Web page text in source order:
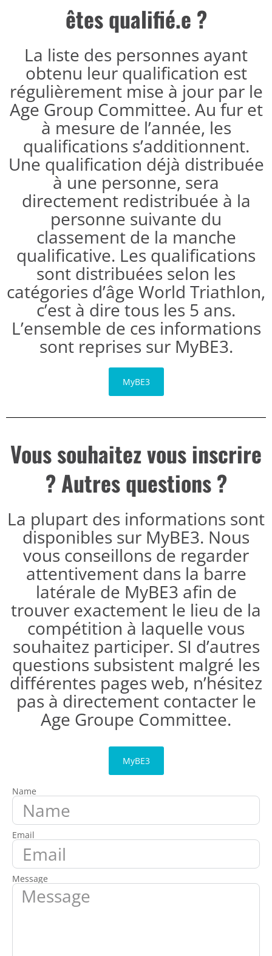
êtes qualifié.e ?
La liste des personnes ayant
obtenu leur qualification est
régulièrement mise à jour par le
Age Group Committee. Au fur et
à mesure de l’année, les
qualifications s’additionnent.
Une qualification déjà distribuée
à une personne, sera
directement redistribuée à la
personne suivante du
classement de la manche
qualificative. Les qualifications
sont distribuées selon les
catégories d’âge World Triathlon,
c’est à dire tous les 5 ans.
L’ensemble de ces informations
sont reprises sur MyBE3.
MyBE3
Vous souhaitez vous inscrire
? Autres questions ?
La plupart des informations sont
disponibles sur MyBE3. Nous
vous conseillons de regarder
attentivement dans la barre
latérale de MyBE3 afin de
trouver exactement le lieu de la
compétition à laquelle vous
souhaitez participer. SI d’autres
questions subsistent malgré les
différentes pages web, n’hésitez
pas à directement contacter le
Age Groupe Committee.
MyBE3
Name
Email
Message